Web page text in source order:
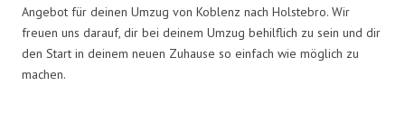
Angebot für deinen Umzug von Koblenz nach Holstebro. Wir
freuen uns darauf, dir bei deinem Umzug behilflich zu sein und dir
den Start in deinem neuen Zuhause so einfach wie möglich zu
machen.